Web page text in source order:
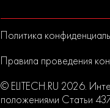
Политика
Правила проведения
© ELITECH.RU 2026.
положениями Статьи